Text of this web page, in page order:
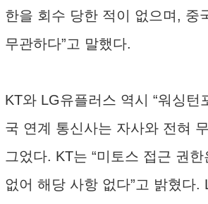
한을 회수 당한 적이 없으며, 중
무관하다”고 말했다.
KT와 LG유플러스 역시 “워싱턴
국 연계 통신사는 자사와 전혀
그었다. KT는 “미토스 접근 권한
없어 해당 사항 없다”고 밝혔다.